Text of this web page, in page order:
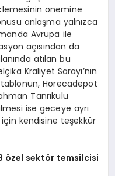
önemine
anlaşma yalnızca
Avrupa ile
açısından da
atılan bu
Kraliyet Sarayı’nın
Horecadepot
Tanrıkulu
ise geceye ayrı
kendisine teşekkür
özel sektör temsilcisi